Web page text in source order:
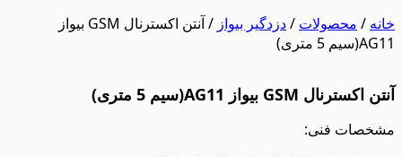
خانه / محصولات /دزدگیر بیواز
/ آنتن اکسترنال GSM بیواز
AG11(سیم 5 متری)
آنتن اکسترنال GSM بیواز AG11(سیم 5 متری)
مشخصات فنی: